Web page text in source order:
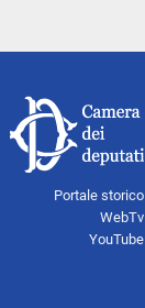
Portale storico
WebTv
YouTube